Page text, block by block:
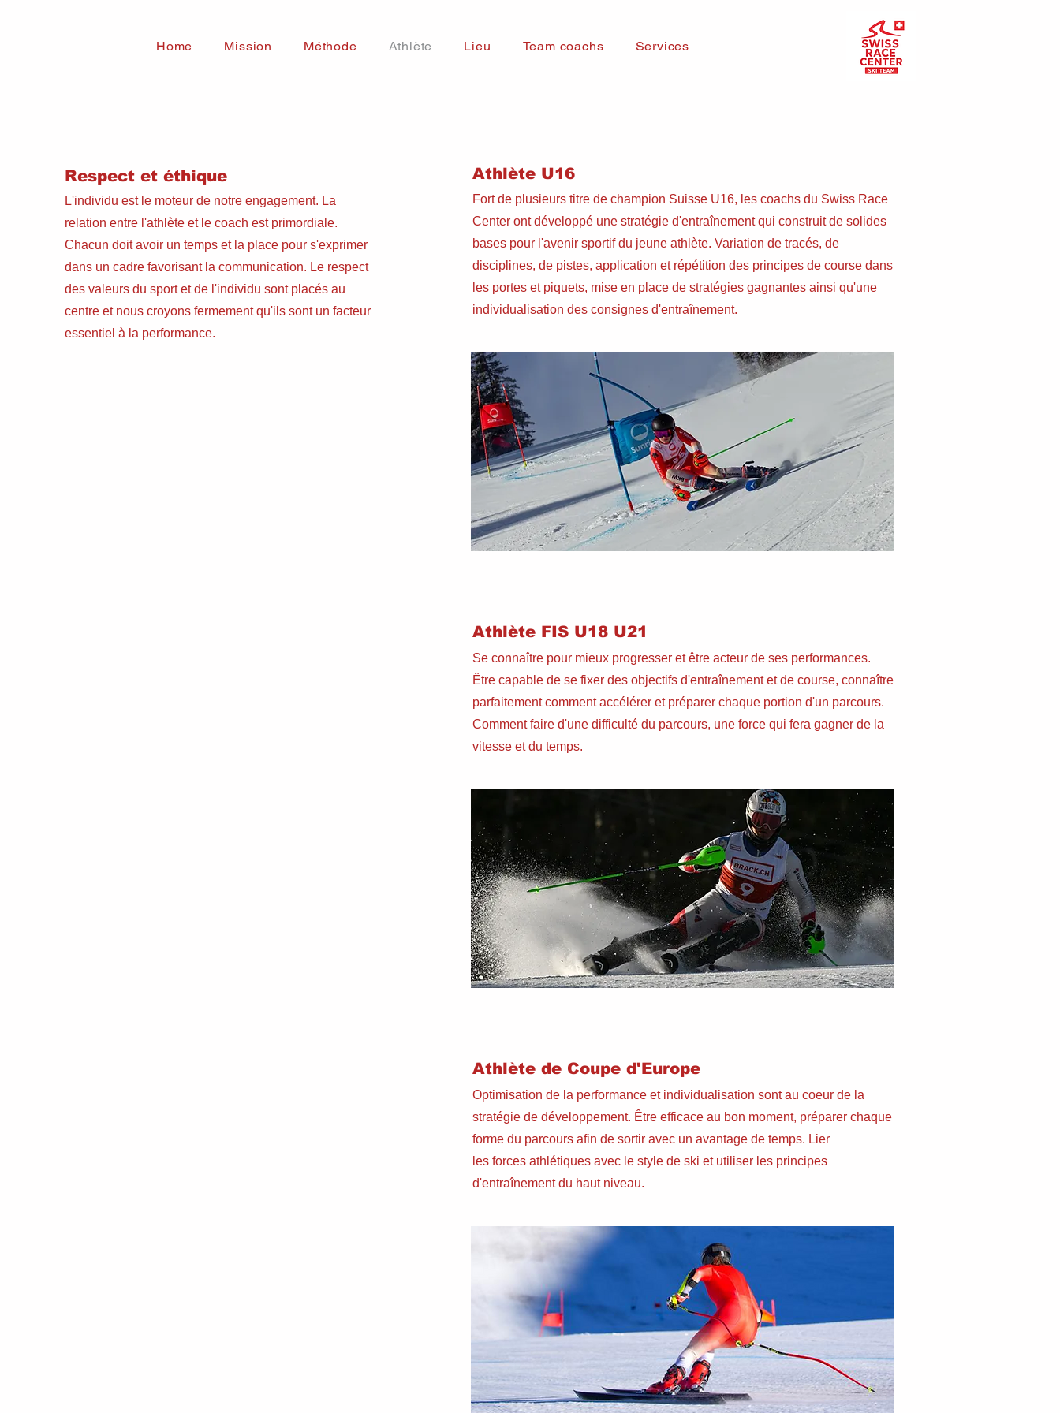
Home Mission Méthode Athlète Lieu Team coachs Services
Respect et éthique
L'individu est le moteur de notre engagement. La
relation entre l'athlète et le coach est primordiale.
Chacun doit avoir un temps et la place pour s'exprimer
dans un cadre favorisant la communication. Le respect
des valeurs du sport et de l'individu sont placés au
centre et nous croyons fermement qu'ils sont un facteur
essentiel à la performance.
Athlète U16
Fort de plusieurs titre de champion Suisse U16, les coachs du Swiss Race
Center ont développé une stratégie d'entraînement qui construit de solides
bases pour l'avenir sportif du jeune athlète. Variation de tracés, de
disciplines, de pistes, application et répétition des principes de course dans
les portes et piquets, mise en place de stratégies gagnantes ainsi qu'une
individualisation des consignes d'entraînement.
Athlète FIS U18 U21
Se connaître pour mieux progresser et être acteur de ses performances.
Être capable de se fixer des objectifs d'entraînement et de course, connaître
parfaitement commentaccélérer et préparer chaque portion d'un parcours.
Comment faire d'une difficulté du parcours, une force qui fera gagner de la
vitesse et du temps.
Athlète de Coupe d'Europe
Optimisation de la performanceet individualisation sont au coeur de la
stratégie de développement. Être efficace au bon moment, préparer chaque
forme du parcours afin de sortir avec un avantage de temps. Lier
les forces athlétiques avec le style de ski et utiliser les principes
d'entraînement du haut niveau.